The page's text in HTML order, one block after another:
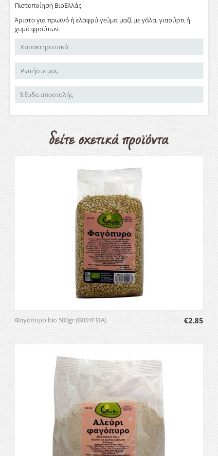
Πιστοποίηση ΒιοΕλλάς
Άριστο για πρωϊνό ή ελαφρύ γεύμα μαζί με γάλα, γιαούρτι ή
χυμό φρούτων.
Χαρακτηριστικά
Ρωτήστε μας
Έξοδα αποστολής
Φαγόπυρο bio 500gr (ΒΙΟΥΓΕΙΑ) €2.85